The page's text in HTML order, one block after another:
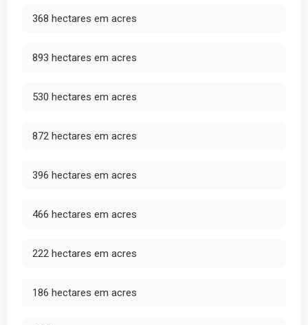
368 hectares em acres
893 hectares em acres
530 hectares em acres
872 hectares em acres
396 hectares em acres
466 hectares em acres
222 hectares em acres
186 hectares em acres